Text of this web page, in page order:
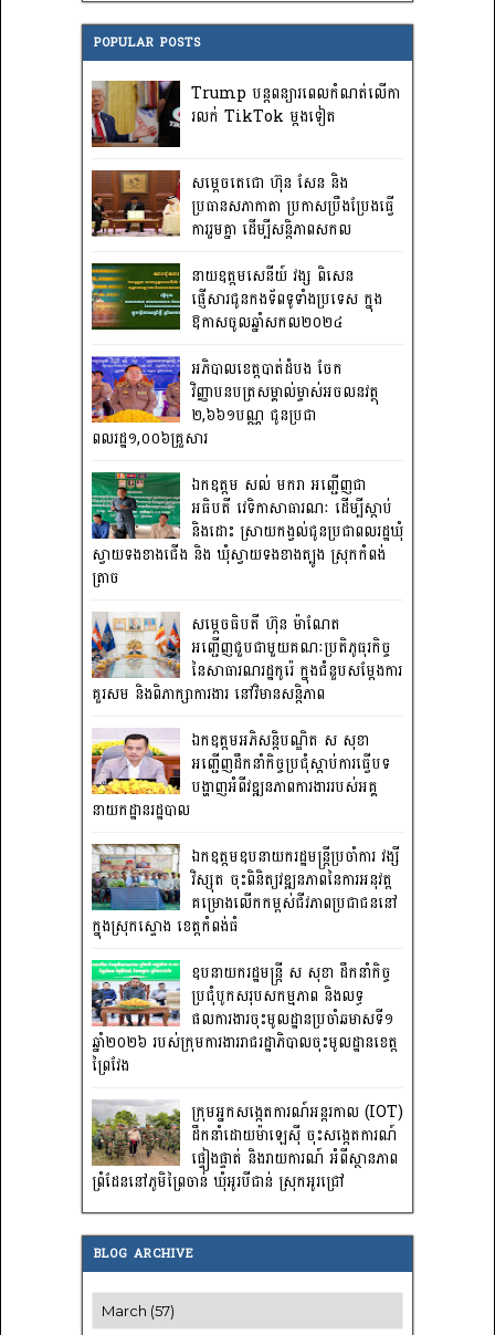
POPULAR POSTS
Trump បន្តពន្យារពេលកំណត់លើកា
រលក់ TikTok ម្តងទៀត
សម្តេចតេជោ ហ៊ុន សែន និង
ប្រធានសភាកាតា ប្រកាសប្រឹងប្រែងធ្វើ
ការ​រួមគ្នា ដើម្បីសន្តិភាពសកល
នាយឧត្តមសេនីយ៍ វង្ស ពិសេន
ផ្ញើសារជូនកងទ័ពទូទាំងប្រទេស ក្នុង
ឱកាសចូលឆ្នាំសកល២០២៤
អភិបាលខេត្តបាត់ដំបង ចែក
វិញ្ញាបនបត្រសម្គាល់ម្ចាស់អចលនវត្ថុ
២,៦៦១បណ្ណ ជូនប្រជា
ពលរដ្ឋ១,០០៦គ្រួសារ
ឯកឧត្តម សល់ មករា អញ្ជើញជា
អធិបតី វេទិកាសាធារណៈ ដើម្បីស្តាប់
និងដោះ ស្រាយកង្វល់ជូនប្រជាពលរដ្ឋឃុំ
ស្វាយទងខាងជើង និង ឃុំស្វាយទងខាងត្បូង ស្រុកកំពង់
ត្រាច
សម្តេចធិបតី ហ៊ុន ម៉ាណែត
អញ្ជើញជួបជាមួយគណៈប្រតិភូធុរកិច្ច
នៃសាធារណរដ្ឋកូរ៉េ ក្នុងជំនួបសម្តែងការ
គួរសម និងពិភាក្សាការងារ នៅវិមានសន្តិភាព
ឯកឧត្តមអភិសន្តិបណ្ឌិត ស សុខា
អញ្ជើញដឹកនាំកិច្ចប្រជុំស្តាប់ការធ្វើបទ
បង្ហាញអំពីវឌ្ឍនភាពការងាររបស់អគ្គ
នាយកដ្ឋានរដ្ឋបាល
ឯកឧត្តមឧបនាយករដ្ឋមន្រ្តីប្រចាំការ វង្សី
វិស្សុត ចុះពិនិត្យវឌ្ឍនភាពនៃការអនុវត្ត
គម្រោងលើកកម្ពស់ជីវភាពប្រជាជននៅ
ក្នុងស្រុកស្ទោង ខេត្តកំពង់ធំ
ឧបនាយករដ្ឋមន្ត្រី ស សុខា ដឹកនាំកិច្ច
ប្រជុំបូកសរុបសកម្មភាព និងលទ្ធ
ផលការងារចុះមូលដ្ឋានប្រចាំឆមាសទី១
ឆ្នាំ២០២៦ របស់ក្រុមការងាររាជរដ្ឋាភិបាលចុះមូលដ្ឋានខេត្ត
ព្រៃវែង
ក្រុមអ្នកសង្កេតការណ៍អន្តរកាល (IOT)
ដឹកនាំដោយម៉ាឡេស៊ី ចុះសង្កេតការណ៍
ផ្ទៀងផ្ទាត់ និងរាយការណ៍ អំពីស្ថានភាព
ព្រំដែននៅភូមិព្រៃចាន់ ឃុំអូរបីជាន់ ស្រុកអូរជ្រៅ
BLOG ARCHIVE